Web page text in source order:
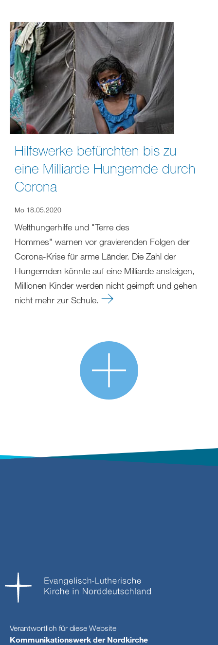
Hilfswerke befürchten bis zu
eine Milliarde Hungernde durch
Corona
Mo 18.05.2020
Welthungerhilfe und "Terre des
Hommes" warnen vor gravierenden Folgen der
Corona-Krise für arme Länder. Die Zahl der
Hungernden könnte auf eine Milliarde ansteigen,
Millionen Kinder werden nicht geimpft und gehen
nicht mehr zur Schule.
Verantwortlich für diese Website
Kommunikationswerk der Nordkirche